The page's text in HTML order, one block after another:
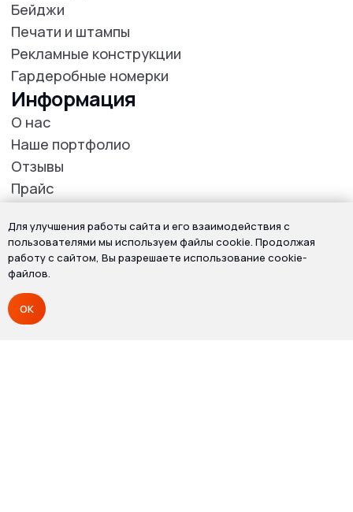
Для улучшения работы сайта и его взаимодействия с
пользователями мы используем файлы cookie. Продолжая
работу с сайтом, Вы разрешаете использование cookie-
файлов.
OK